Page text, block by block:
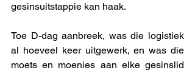
gesinsuitstappie kan haak.
Toe D-dag aanbreek, was die logistiek
al hoeveel keer uitgewerk, en was die
moets en moenies aan elke gesinslid